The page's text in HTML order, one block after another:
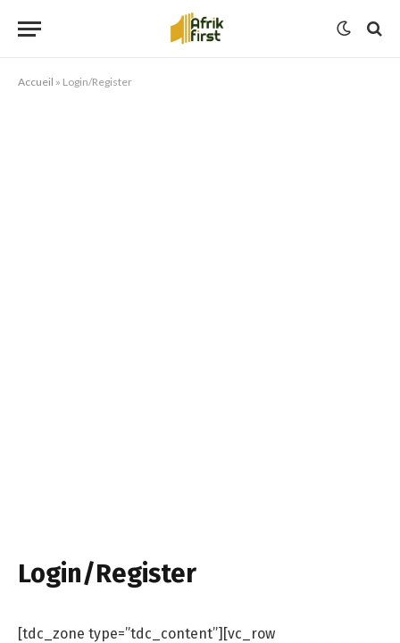
Accueil » Login/Register
Login/Register
[tdc_zone type=”tdc_content”][vc_row